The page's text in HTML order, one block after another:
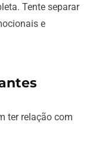
Tente separar
e
ter relação com